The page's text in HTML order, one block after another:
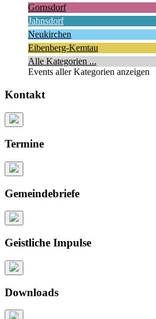
Gornsdorf
Jahnsdorf
Neukirchen
Eibenberg-Kemtau
Alle Kategorien ...
Events aller Kategorien anzeigen
Kontakt
Termine
Gemeindebriefe
Geistliche Impulse
Downloads